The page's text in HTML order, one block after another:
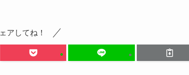
アしてね！